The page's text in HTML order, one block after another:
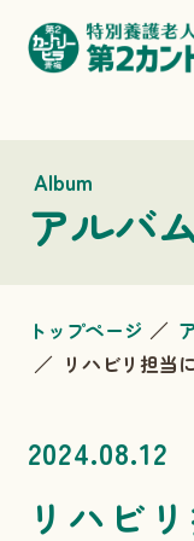
Album
アルバ
トップページ
リハビリ担当
2024.08.12
リハビ